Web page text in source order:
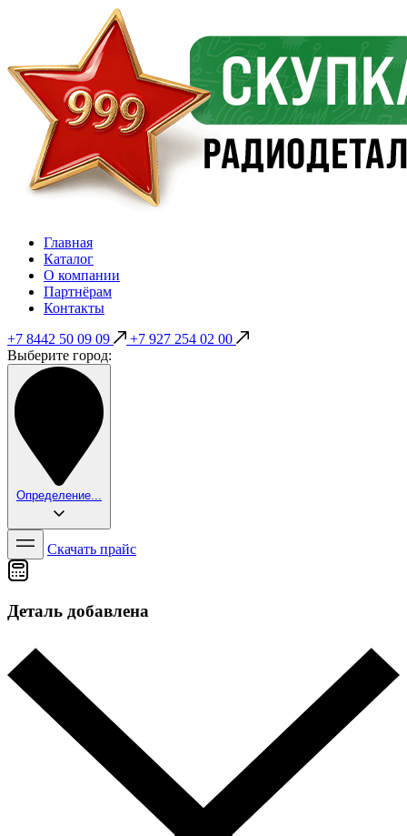
Главная
Каталог
О компании
Партнёрам
Контакты
+7 8442 50 09 09
+7 927 254 02 00
Выберите город:
Определение...
Скачать прайс
Деталь добавлена